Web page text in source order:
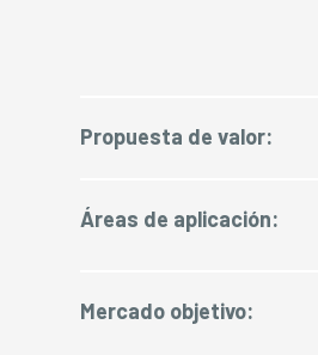
Propuesta de valor:
Áreas de aplicación:
Mercado objetivo: